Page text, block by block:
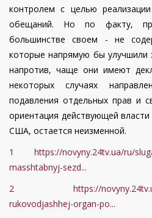
контролем с целью
обещаний. Но по факту,
большинстве своем - не
которые напрямую бы улучшили
напротив, чаще они имеют
некоторых случаях
подавления отдельных прав и
ориентация действующей
США, остается неизменной.
1
https://novyny.24tv.ua/ru/
masshtabnyj-sezd...
2
https://
rukovodjashhej-organ-po...